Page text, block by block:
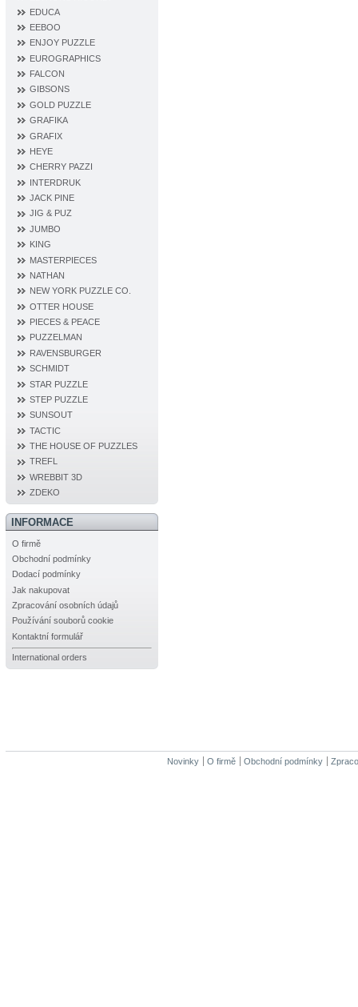
EDUCA
EEBOO
ENJOY PUZZLE
EUROGRAPHICS
FALCON
GIBSONS
GOLD PUZZLE
GRAFIKA
GRAFIX
HEYE
CHERRY PAZZI
INTERDRUK
JACK PINE
JIG & PUZ
JUMBO
KING
MASTERPIECES
NATHAN
NEW YORK PUZZLE CO.
OTTER HOUSE
PIECES & PEACE
PUZZELMAN
RAVENSBURGER
SCHMIDT
STAR PUZZLE
STEP PUZZLE
SUNSOUT
TACTIC
THE HOUSE OF PUZZLES
TREFL
WREBBIT 3D
ZDEKO
INFORMACE
O firmě
Obchodní podmínky
Dodací podmínky
Jak nakupovat
Zpracování osobních údajů
Používání souborů cookie
Kontaktní formulář
International orders
Novinky O firmě Obchodní podmínky